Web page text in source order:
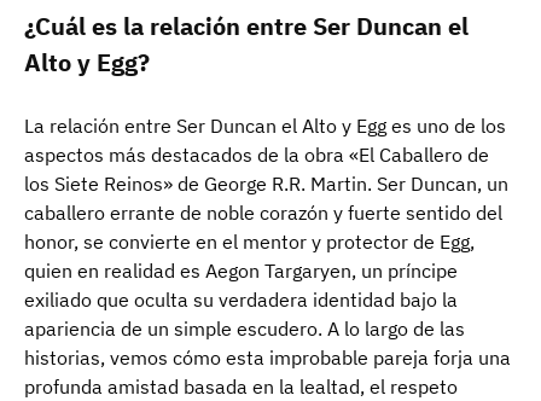
¿Cuál es la relación entre Ser Duncan el
Alto y Egg?
La relación entre Ser Duncan el Alto y Egg es uno de los
aspectos más destacados de la obra «El Caballero de
los Siete Reinos» de George R.R. Martin. Ser Duncan, un
caballero errante de noble corazón y fuerte sentido del
honor, se convierte en el mentor y protector de Egg,
quien en realidad es Aegon Targaryen, un príncipe
exiliado que oculta su verdadera identidad bajo la
apariencia de un simple escudero. A lo largo de las
historias, vemos cómo esta improbable pareja forja una
profunda amistad basada en la lealtad, el respeto